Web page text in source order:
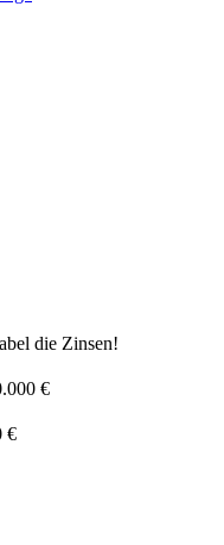
die Zinsen!
€
€